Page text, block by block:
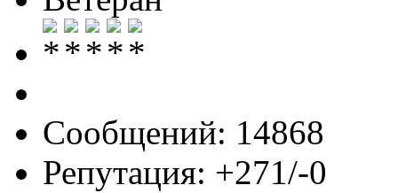
Сообщений: 14868
Репутация: +271/-0